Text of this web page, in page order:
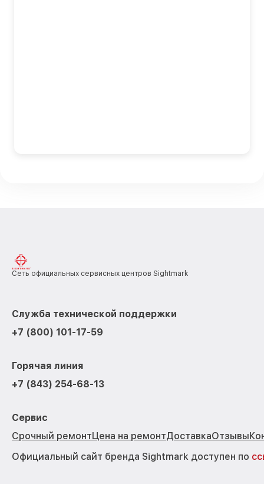
Сеть официальных сервисных центров Sightmark
Служба технической поддержки
+7 (800) 101-17-59
Горячая линия
+7 (843) 254-68-13
Сервис
Срочный ремонтЦена на ремонтДоставкаОтзывы
Официальный сайт бренда Sightmark доступен по